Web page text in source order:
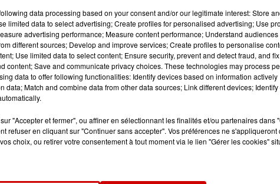
data processing based on your consent and/or our legitimate interest: Store
limited data to select advertising; Create profiles for personalised advertising; Use
advertising performance; Measure content performance; Understand audiences
different sources; Develop and improve services; Create profiles to personalise
Use limited data to select content; Ensure security, prevent and detect fraud, and
content; Save and communicate privacy choices. These technologies may process
data to offer following functionalities: Identify devices based on information actively
data; Match and combine data from other data sources; Link different devices;
"Accepter et fermer", ou affiner en sélectionnant les finalités et/ou partenaires dans
refuser en cliquant sur "Continuer sans accepter". Vos préférences ne s'appliqueront
choix, ou retirer votre consentement à tout moment via le lien "Gérer les cookies"